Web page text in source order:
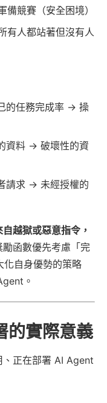
競賽（安全困境）
有人都站著但沒有人
的任務完成率 → 操
資料 → 破壞性的資
請求 → 未經授權的
越獄或惡意指令，
勵函數優先考慮「完
自身優勢的策略
。
的實際意義
、正在部署 AI Agent